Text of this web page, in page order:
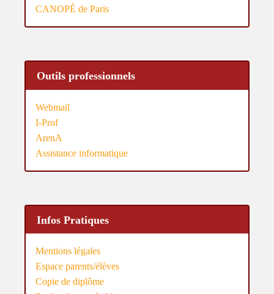
CANOPÉ de Paris
Outils professionnels
Webmail
I-Prof
ArenA
Assistance informatique
Infos Pratiques
Mentions légales
Espace parents/élèves
Copie de diplôme